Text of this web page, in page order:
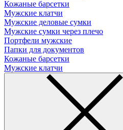
Кожаные барсетки
Мужские клатчи
Мужские деловые сумки
Мужские сумки через плечо
Портфели мужские
Папки для документов
Кожаные барсетки
Мужские клатчи